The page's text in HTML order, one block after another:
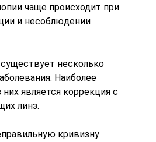
чаще происходит при
и несоблюдении
несколько
Наиболее
является коррекция с
линз.
кривизну